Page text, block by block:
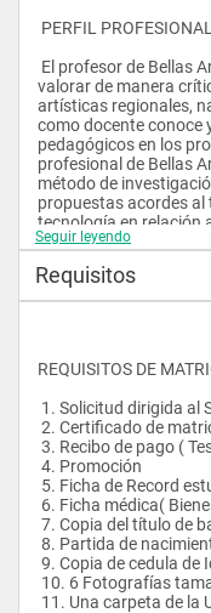
PERFIL PROFESIONAL
valorar de manera
artísticas regionales,
como docente conoce
pedagógicos en los
profesional de Bellas
método de
propuestas acordes al
tecnología en relación
El futuro profesional en la mención de Bellas Artes, tendrá en
moverse con amplitud
y competitivo
Seguir leyendo
Requisitos
REQUISITOS DE
1. Solicitud dirigida al
2. Certificado de
3. Recibo de pago (
4. Promoción
5. Ficha de Record
6. Ficha médica(
7. Copia del título de
8. Partida de
9. Copia de cedula de
10. 6 Fotografías
11. Una carpeta de la